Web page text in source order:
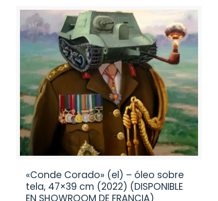
«Conde Corado» (el) – óleo sobre
tela, 47×39 cm (2022) (DISPONIBLE
EN SHOWROOM DE FRANCIA)